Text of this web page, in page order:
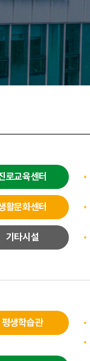
로교육센터
활문화센터
기타시설
평생학습관